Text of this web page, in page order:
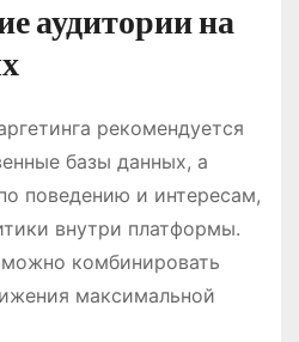
аудитории на
рекомендуется
базы данных, а
поведению и интересам,
внутри платформы.
комбинировать
максимальной